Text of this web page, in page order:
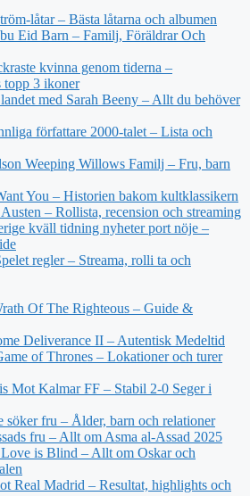
låtar – Bästa låtarna och albumen
Eid Barn – Familj, Föräldrar Och
kvinna genom tiderna –
topp 3 ikoner
med Sarah Beeny – Allt du behöver
författare 2000-talet – Lista och
Weeping Willows Familj – Fru, barn
You – Historien bakom kultklassikern
– Rollista, recension och streaming
kväll tidning nyheter port nöje –
regler – Streama, rolli ta och
Of The Righteous – Guide &
Deliverance II – Autentisk Medeltid
of Thrones – Lokationer och turer
Mot Kalmar FF – Stabil 2-0 Seger i
söker fru – Ålder, barn och relationer
fru – Allt om Asma al-Assad 2025
is Blind – Allt om Oskar och
Real Madrid – Resultat, highlights och